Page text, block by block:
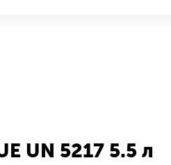
UN 5217 5.5 л